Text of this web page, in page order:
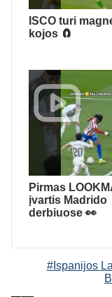
ISCO turi
kojos 🧲
Pirmas
įvartis Madrido
derbiuose 👀
#Ispanijos